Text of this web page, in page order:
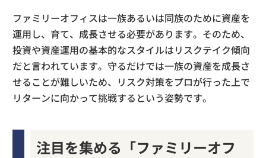
ファミリーオフィスは一族あるいは同族のために資産を
運用し、育て、成長させる必要があります。そのため、
投資や資産運用の基本的なスタイルはリスクテイク傾向
だと言われています。守るだけでは一族の資産を成長さ
せることが難しいため、リスク対策をプロが行った上で
リターンに向かって挑戦するという姿勢です。
注目を集める「ファミリーオフ